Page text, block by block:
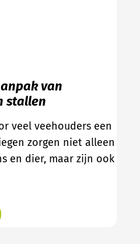
van
stallen
veel veehouders een
zorgen niet alleen
en dier, maar zijn ook